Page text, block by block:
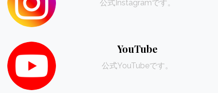
公式Instagramです。
YouTube
公式YouTubeです。